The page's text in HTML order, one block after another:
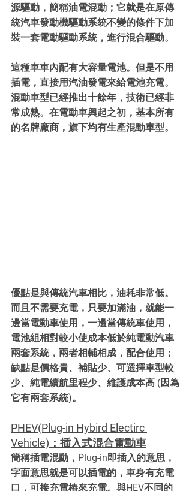
源驅動，簡稱油電混動；它就是在原傳
統汽車發動機驅動系統不變的條件下加
裝一套電動驅動系統，進行混合驅動。
這種車車內配有大容量電池。但是不用
插電，直接用汽油發電來給電池充電。
混動車型已經推出十餘年，技術已經非
常成熟。在電動車興起之初，基本所有
的名牌廠商，旗下均有生產混動車型。
優點是與傳統汽車相比，油耗非常低。
而且不需要充電，只要加滿油，就能一
邊當電動車使用，一邊當傳統車使用，
電池組相對較小使成本低於純電動汽車
兩套系統，兩者相輔相成，配合使用；
缺點是價格貴、補貼少、可選擇車型較
少、純電續航里程少、維護成本高 (因為
它有兩套系統)。
PHEV(Plug-in Hybird Electirc
Vehicle)：插入式混合電動車
簡稱插電混動，Plug-in即插入的意思，
字面意思就是可以插電的，車身有充電
口，可接充電樁來充電。與HEV不同的